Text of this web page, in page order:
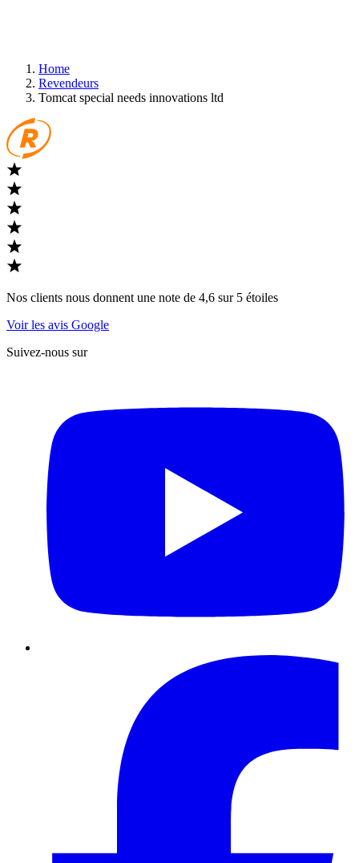
Home
Revendeurs
Tomcat special needs innovations ltd
Nos clients nous donnent une note de 4,6 sur 5 étoiles
Voir les avis Google
Suivez-nous sur